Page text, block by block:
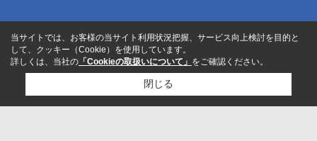
当サイトでは、お客様の当サイト利用状況把握、サービス向上検討を目的と
して、クッキー（Cookie）を使用しています。
詳しくは、当社の 「Cookieの取扱いについて」 をご確認ください。
閉じる